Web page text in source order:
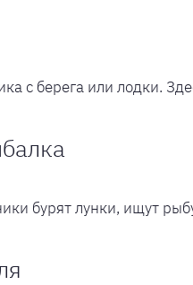
с берега или лодки.
бурят лунки, ищут